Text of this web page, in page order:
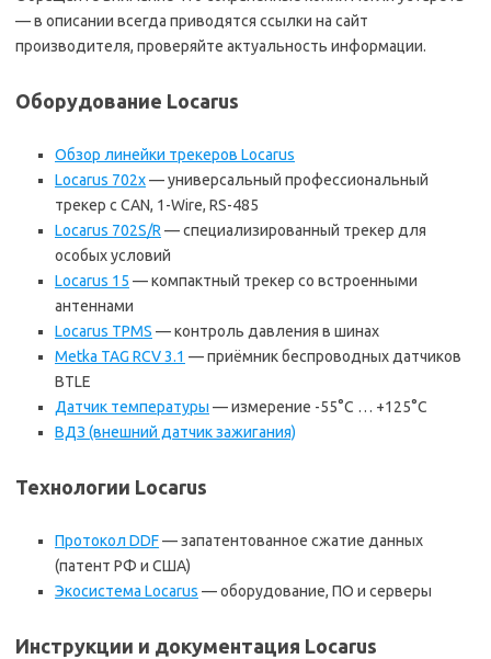
— в описании всегда приводятся ссылки на сайт
производителя, проверяйте актуальность информации.
Оборудование Locarus
Обзор линейки трекеров Locarus
Locarus 702x— универсальный профессиональный
трекер с CAN, 1-Wire, RS-485
Locarus 702S/R — специализированный трекер для
особых условий
Locarus 15 — компактный трекер со встроенными
антеннами
Locarus TPMS — контроль давления в шинах
Metka TAG RCV 3.1 — приёмник беспроводных датчиков
BTLE
Датчик температуры — измерение -55°C … +125°C
ВДЗ (внешний датчик зажигания)
Технологии Locarus
Протокол DDF— запатентованное сжатие данных
(патент РФ и США)
Экосистема Locarus — оборудование, ПО и серверы
Инструкции и документация Locarus